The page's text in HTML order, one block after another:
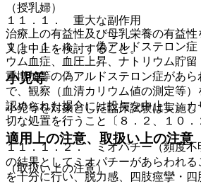
（授乳婦）
治療上の有益性及び母乳栄養の有益
又は中止を検討すること。
小児等
小児等を対象とした臨床試験は実施し
適用上の注意、取扱い上の注意
（取扱い上の注意）
１１．１． 重大な副作用
１１．１．１． 偽アルドステロン症
ウム血症、血圧上昇、ナトリウム貯
重増加等の偽アルドステロン症があ
で、観察（血清カリウム値の測定等
認められた場合には投与を中止し、
切な処置を行うこと〔８．２、１０．
１１．１．２． ミオパチー（頻度不
の結果としてミオパチーがあらわれ
を十分に行い、脱力感、四肢痙攣・